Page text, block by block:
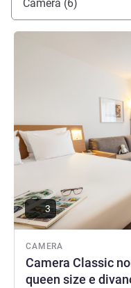
William ZIEGLER,
Camera (6)
CAMERA
Camera Classic
queen size e
Visualizza dettagli
3